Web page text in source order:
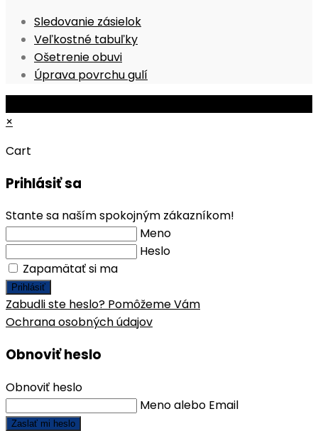
tab
Sledovanie zásielokOpens
new
tab
Veľkostné tabuľkyOpens
a
new
tab
Ošetrenie obuviOpens
in
a
new
Úprava povrchu gulíOpens
in
a
×
Cart
Prihlásiť sa
Stante sa naším spokojným zákazníkom!
Meno
Heslo
Zapamätať si ma
Prihlásiť
Zabudli ste heslo? Pomôžeme Vám
Ochrana osobných údajov
Obnoviť heslo
Obnoviť heslo
Meno alebo Email
Zaslať mi heslo